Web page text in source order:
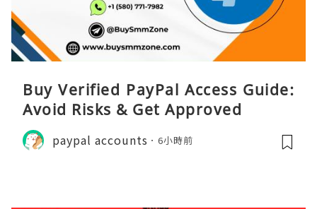
Buy Verified PayPal Access Guide:
Avoid Risks & Get Approved
paypal accounts 6小時前